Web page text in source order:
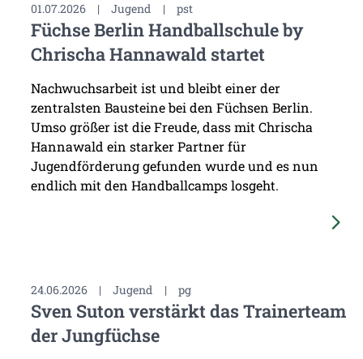
01.07.2026 | Jugend | pst
Füchse Berlin Handballschule by
Chrischa Hannawald startet
Nachwuchsarbeit ist und bleibt einer der
zentralsten Bausteine bei den Füchsen Berlin.
Umso größer ist die Freude, dass mit Chrischa
Hannawald ein starker Partner für
Jugendförderung gefunden wurde und es nun
endlich mit den Handballcamps losgeht.
24.06.2026 | Jugend | pg
Sven Suton verstärkt das Trainerteam
der Jungfüchse